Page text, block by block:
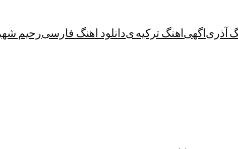
آذریاگهیاهنگ ترکیه یدانلود اهنگ فارسیرحیم